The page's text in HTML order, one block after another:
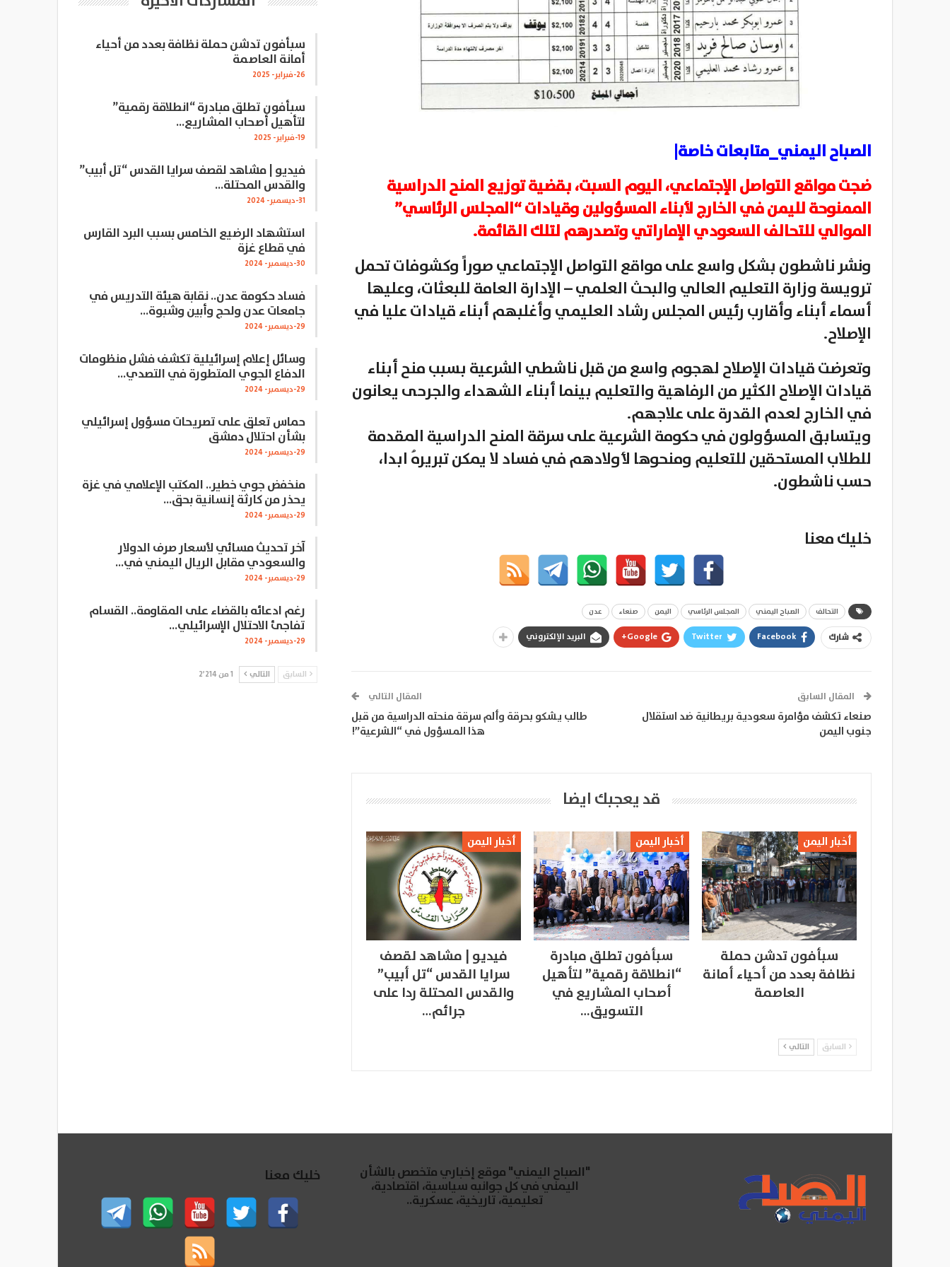
الصباح اليمني_متابعات خاصة|
ضجت مواقع التواصل الإجتماعي، اليوم السبت، بقضية توزيع المنح الدراسية
الممنوحة لليمن في الخارج لأبناء المسؤولين وقيادات “المجلس الرئاسي”
الموالي للتحالف السعودي الإماراتي وتصدرهم لتلك القائمة.
ونشر ناشطون بشكل واسع على مواقع التواصل الإجتماعي صوراً وكشوفات تحمل
ترويسة وزارة التعليم العالي والبحث العلمي – الإدارة العامة للبعثات، وعليها
أسماء أبناء وأقارب رئيس المجلس رشاد العليمي وأغلبهم أبناء قيادات عليا في
الإصلاح.
وتعرضت قيادات الإصلاح لهجوم واسع من قبل ناشطي الشرعية بسبب منح أبناء
قيادات الإصلاح الكثير من الرفاهية والتعليم بينما أبناء الشهداء والجرحى يعانون
في الخارج لعدم القدرة على علاجهم.
ويتسابق المسؤولون في حكومة الشرعية على سرقة المنح الدراسية المقدمة
للطلاب المستحقين للتعليم ومنحوها لأولادهم في فساد لا يمكن تبريرهُ ابدا،
حسب ناشطون.
خليك معنا
التحالف الصباح اليمني المجلس الرئاسي اليمن صنعاء عدن
شارك Facebook
Twitter
Google+ البريد الإلكتروني
المقال السابق
صنعاء تكشف مؤامرة سعودية بريطانية ضد استقلال
جنوب اليمن
المقال التالي
طالب يشكو بحرقة وألم سرقة منحته الدراسية من قبل
هذا المسؤول في “الشرعية”!
قد يعجبك ايضا
أخبار اليمن
سبأفون تدشن حملة
نظافة بعدد من أحياء أمانة
العاصمة
أخبار اليمن
سبأفون تطلق مبادرة
“انطلاقة رقمية” لتأهيل
أصحاب المشاريع في
التسويق…
أخبار اليمن
فيديو | مشاهد لقصف
سرايا القدس “تل أبيب”
والقدس المحتلة ردا على
جرائم…
السابق التالي
سبأفون تدشن حملة نظافة بعدد من أحياء
أمانة العاصمة
26-فبراير- 2025
سبأفون تطلق مبادرة “انطلاقة رقمية”
لتأهيل أصحاب المشاريع…
19-فبراير- 2025
فيديو | مشاهد لقصف سرايا القدس “تل أبيب”
والقدس المحتلة…
31-ديسمبر- 2024
استشهاد الرضيع الخامس بسبب البرد القارس
في قطاع غزة
30-ديسمبر- 2024
فساد حكومة عدن.. نقابة هيئة التدريس في
جامعات عدن ولحج وأبين وشبوة…
29-ديسمبر- 2024
وسائل إعلام إسرائيلية تكشف فشل منظومات
الدفاع الجوي المتطورة في التصدي…
29-ديسمبر- 2024
حماس تعلق على تصريحات مسؤول إسرائيلي
بشأن احتلال دمشق
29-ديسمبر- 2024
منخفض جوي خطير.. المكتب الإعلامي في غزة
يحذر من كارثة إنسانية بحق…
29-ديسمبر- 2024
آخر تحديث مسائي لأسعار صرف الدولار
والسعودي مقابل الريال اليمني في…
29-ديسمبر- 2024
رغم ادعائه بالقضاء على المقاومة.. القسام
تفاجئ الاحتلال الإسرائيلي…
29-ديسمبر- 2024
السابق التالي 1 من 2٬214
"الصباح اليمني" موقع إخباري متخصص بالشأن
اليمني في كل جوانبه سياسية، اقتصادية،
تعليمية، تاريخية، عسكرية..
خليك معنا